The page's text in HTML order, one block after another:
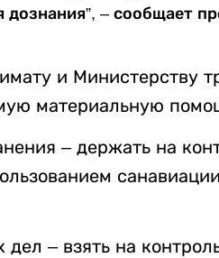
– сообщает
и Министерству
материальную
– держать на
– взять на